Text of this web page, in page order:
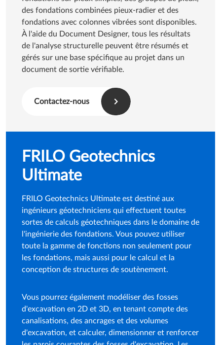
En termes de calcul des fondations profondes, des
fondations sur pieux simples, des groupes de pieux,
des fondations combinées pieux-radier et des
fondations avec colonnes vibrées sont disponibles.
À l'aide du Document Designer, tous les résultats
de l'analyse structurelle peuvent être résumés et
document de sortie vérifiable.
FRILO Geotechnics
Ultimate
FRILO Geotechnics Ultimate est destiné aux
ingénieurs géotechniciens qui effectuent toutes
sortes de calculs géotechniques dans le domaine de
l'ingénierie des fondations. Vous pouvez utiliser
toute la gamme de fonctions non seulement pour
les fondations, mais aussi pour le calcul et la
Vous pourrez également modéliser des fosses
d'excavation en 2D et 3D, en tenant compte des